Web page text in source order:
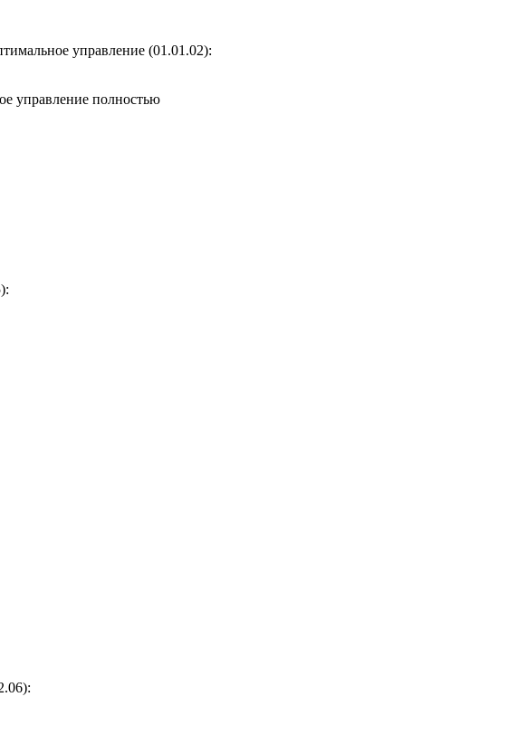
управление (01.01.02):
управление полностью
:
: